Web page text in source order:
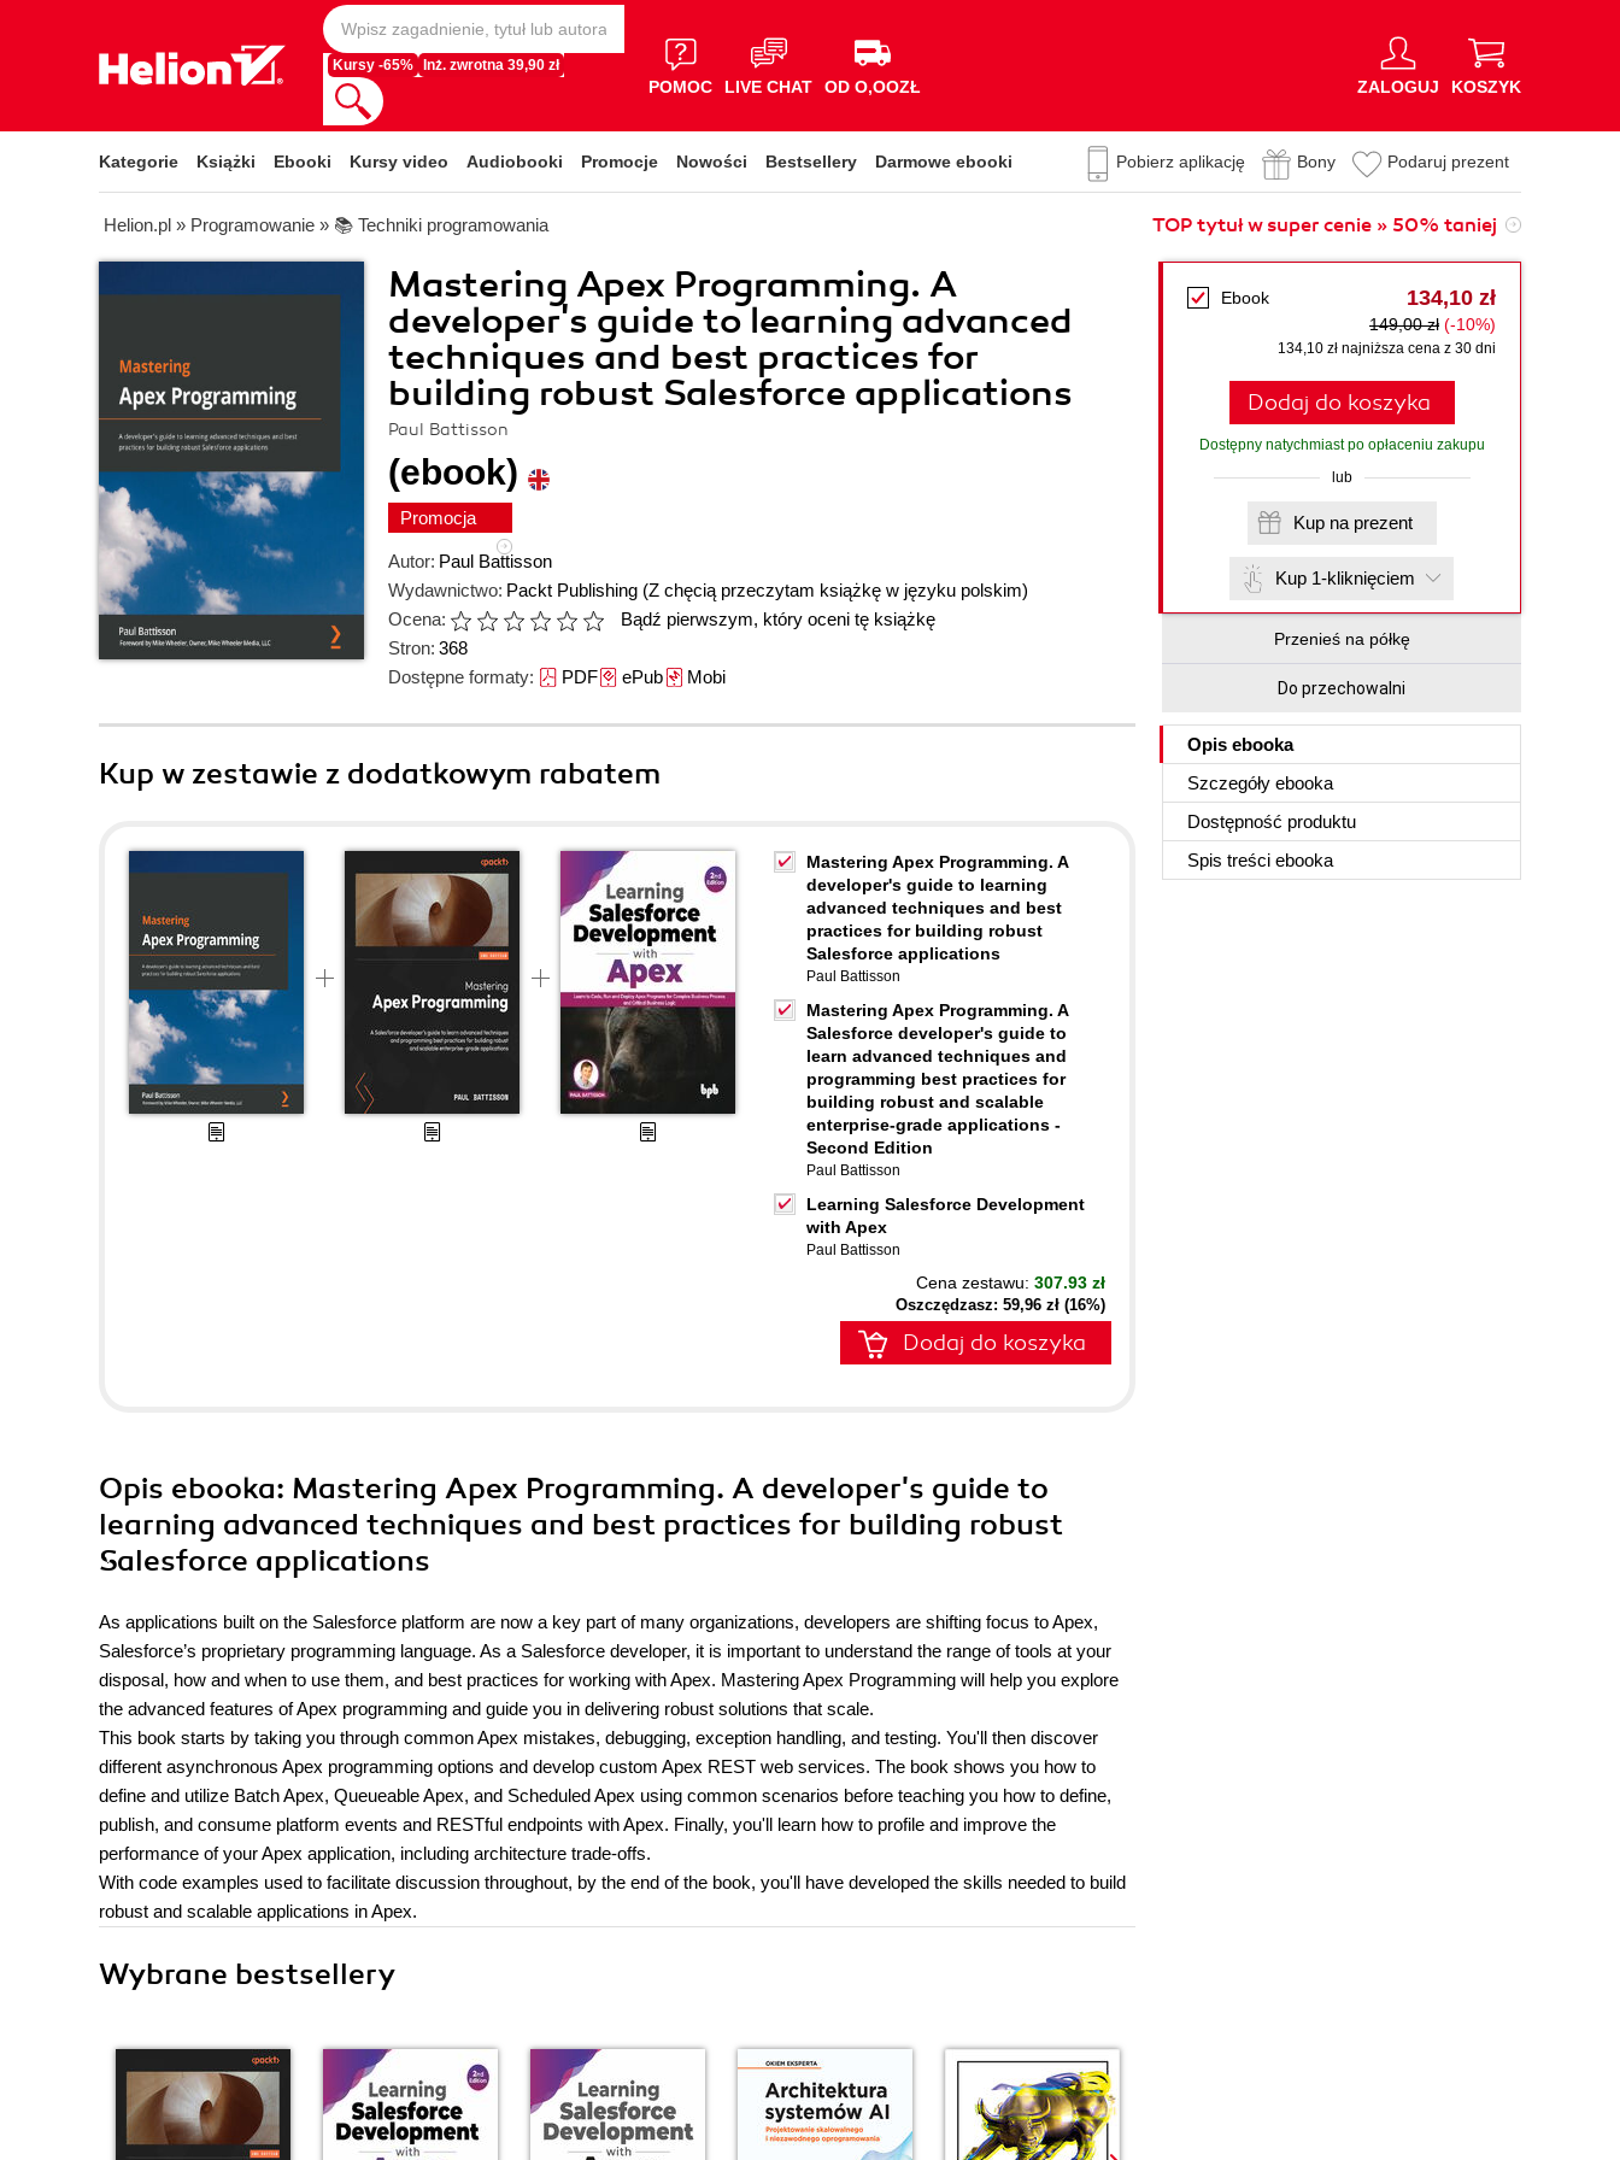
Kursy -65% Inż. zwrotna 39,90 zł
POMOC LIVE CHAT OD O,OOZŁ ZALOGUJ KOSZYK
Kategorie Książki Ebooki Kursy video Audiobooki Promocje Nowości Bestsellery Darmowe ebooki Pobierz aplikację Bony Podaruj prezent
Helion.pl » Programowanie » 📚 Techniki programowania TOP tytuł w super cenie » 50% taniej
Mastering Apex Programming. A
developer's guide to learning advanced
techniques and best practices for
building robust Salesforce applications
Paul Battisson
(ebook)
Promocja
Autor: Paul Battisson
Wydawnictwo: Packt Publishing (Z chęcią przeczytam książkę w języku polskim)
Ocena:
Bądź pierwszym, który oceni tę książkę
Stron: 368
Dostępne formaty: PDFePubMobi
Ebook 134,10 zł
149,00 zł (-10%)
134,10 zł najniższa cena z 30 dni
Dodaj do koszyka
Dostępny natychmiast po opłaceniu zakupu
lub
Kup na prezent
Kup 1-kliknięciem
Przenieś na półkę
Do przechowalni
Opis ebooka
Szczegóły ebooka
Dostępność produktu
Spis treści ebooka
Kup w zestawie z dodatkowym rabatem
Mastering Apex Programming. A
developer's guide to learning
advanced techniques and best
practices for building robust
Salesforce applications
Paul Battisson
Mastering Apex Programming. A
Salesforce developer's guide to
learn advanced techniques and
programming best practices for
building robust and scalable
enterprise-grade applications -
Second Edition
Paul Battisson
Learning Salesforce Development
with Apex
Paul Battisson
Cena zestawu: 307.93 zł
Oszczędzasz: 59,96 zł (16%)
Dodaj do koszyka
Opis ebooka: Mastering Apex Programming. A developer's guide to
learning advanced techniques and best practices for building robust
Salesforce applications
As applications built on the Salesforce platform are now a key part of many organizations, developers are shifting focus to Apex,
Salesforce’s proprietary programming language. As a Salesforce developer, it is important to understand the range of tools at your
disposal, how and when to use them, and best practices for working with Apex. Mastering Apex Programming will help you explore
the advanced features of Apex programming and guide you in delivering robust solutions that scale.
This book starts by taking you through common Apex mistakes, debugging, exception handling, and testing. You'll then discover
different asynchronous Apex programming options and develop custom Apex REST web services. The book shows you how to
define and utilize Batch Apex, Queueable Apex, and Scheduled Apex using common scenarios before teaching you how to define,
publish, and consume platform events and RESTful endpoints with Apex. Finally, you'll learn how to profile and improve the
performance of your Apex application, including architecture trade-offs.
With code examples used to facilitate discussion throughout, by the end of the book, you'll have developed the skills needed to build
robust and scalable applications in Apex.
Wybrane bestsellery